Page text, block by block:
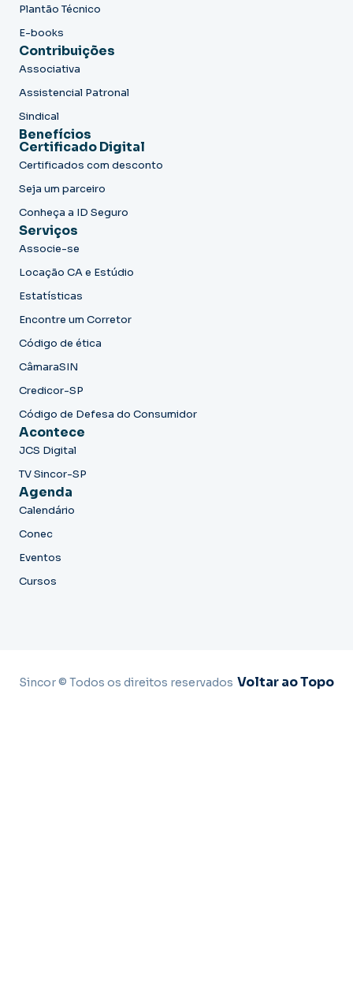
Plantão Técnico
E-books
Contribuições
Associativa
Assistencial Patronal
Sindical
Benefícios
Certificado Digital
Certificados com desconto
Seja um parceiro
Conheça a ID Seguro
Serviços
Associe-se
Locação CA e Estúdio
Estatísticas
Encontre um Corretor
Código de ética
CâmaraSIN
Credicor-SP
Código de Defesa do Consumidor
Acontece
JCS Digital
TV Sincor-SP
Agenda
Calendário
Conec
Eventos
Cursos
Sincor © Todos os direitos reservados Voltar ao Topo